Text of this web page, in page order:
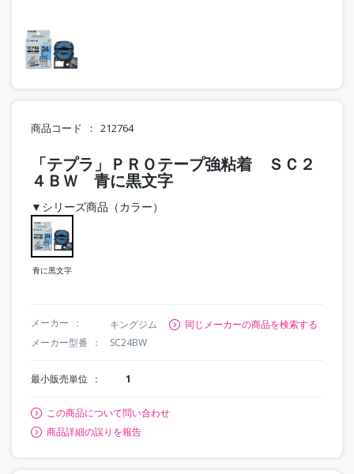
商品コード 212764
「テプラ」ＰＲＯテープ強粘着 ＳＣ２
４ＢＷ 青に黒文字
▼シリーズ商品（カラー）
青に黒文字
メーカー キングジム
同じメーカーの商品を検索する
メーカー型番
SC24BW
最小販売単位 1
この商品について問い合わせ
商品詳細の誤りを報告